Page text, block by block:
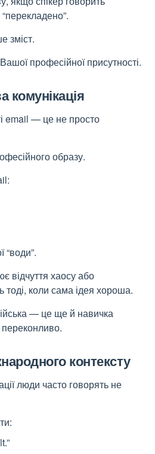
зміст.
професійної присутності.
комунікація
email — це не просто
образу.
“води”.
відчуття хаосу або
тоді, коли сама ідея хороша.
— це ще й навичка
контексту
люди часто говорять не